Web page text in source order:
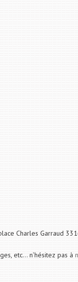
Charles Garraud
etc… n’hésitez pas à